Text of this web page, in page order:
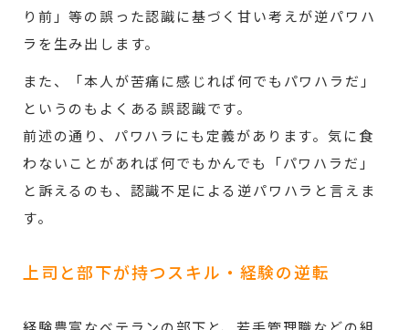
り前」等の誤った認識に基づく甘い考えが逆パワハ
ラを生み出します。
また、「本人が苦痛に感じれば何でもパワハラだ」
というのもよくある誤認識です。
前述の通り、パワハラにも定義があります。気に食
わないことがあれば何でもかんでも「パワハラだ」
と訴えるのも、認識不足による逆パワハラと言えま
す。
上司と部下が持つスキル・経験の逆転